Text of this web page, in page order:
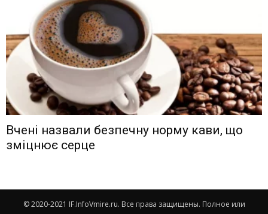
Вчені назвали безпечну норму кави, що
зміцнює серце
© 2020-2021 IF.InfoVmire.ru. Все права защищены. Полное или